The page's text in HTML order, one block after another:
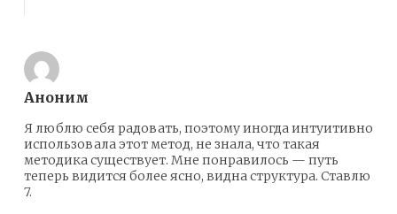
Аноним
Я люблю себя радовать, поэтому иногда интуитивно
использовала этот метод, не знала, что такая
методика существует. Мне понравилось — путь
теперь видится более ясно, видна структура. Ставлю
7.